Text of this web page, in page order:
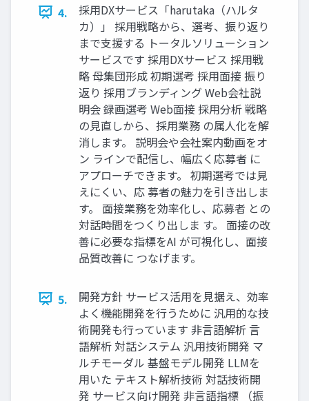
4.
採用DXサービス「harutaka（ハルタ
カ）」 採用戦略から、選考、振り返り
まで支援する トータルソリューション
サービスです 採用DXサービス 採用戦
略 母集団形成 初期選考 採用面接 振り
返り 採用ブランディング Web会社説
明会 録画選考 Web面接 採用分析 戦略
の見直しから、採用業務 の属人化を解
消します。 説明会や会社案内動画をオ
ン ラインで配信し、幅広く応募者 に
アプローチできます。 初期選考では見
えにくい、応 募者の魅力を引き出しま
す。 面接業務を効率化し、応募者 との
対話時間をつくり出しま す。 面接の改
善に必要な指標をAI が可視化し、面接
品質改善に つなげます。
5.
開発方針 サービス活用を見据え、効率
よく機能開発を行うために 汎用的な技
術開発も行っています 非言語解析 言
語解析 対話システム 汎用技術開発 マ
ルチモーダル 基盤モデル開発 LLMを
用いた テキスト解析技術 対話技術開
発 サービス向け開発 非言語指標 （振